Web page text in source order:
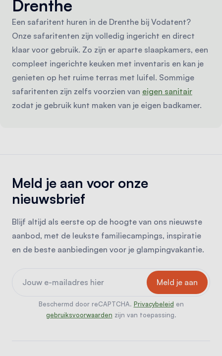
Drenthe
Een safaritent huren in de Drenthe bij Vodatent?
Onze safaritenten zijn volledig ingericht en direct
klaar voor gebruik. Zo zijn er aparte slaapkamers, een
compleet ingerichte keuken met inventaris en kan je
genieten op het ruime terras met luifel. Sommige
safaritenten zijn zelfs voorzien van eigen sanitair
zodat je gebruik kunt maken van je eigen badkamer.
Meld je aan voor onze
nieuwsbrief
Blijf altijd als eerste op de hoogte van ons nieuwste
aanbod, met de leukste familiecampings, inspiratie
en de beste aanbiedingen voor je glampingvakantie.
Beschermd door reCAPTCHA. Privacybeleid en
gebruiksvoorwaarden zijn van toepassing.